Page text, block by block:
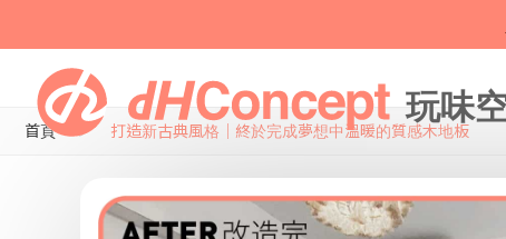
首頁 打造新古典風格｜終於完成夢想中溫暖的質感木地板